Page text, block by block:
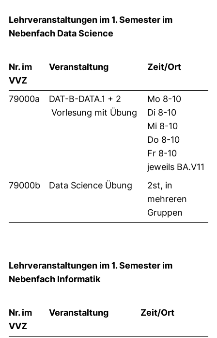
Lehrveranstaltungen im 1. Semester im
Nebenfach Data Science
Nr. im
VVZ
Veranstaltung Zeit/Ort
79000a
DAT-B-DATA.1 + 2
Vorlesung mit Übung
Mo 8-10
Di 8-10
Mi 8-10
Do 8-10
Fr 8-10
jeweils BA.V11
79000b
Data Science Übung
2st, in
mehreren
Gruppen
Lehrveranstaltungen im 1. Semester im
Nebenfach Informatik
Nr. im
VVZ
Veranstaltung Zeit/Ort